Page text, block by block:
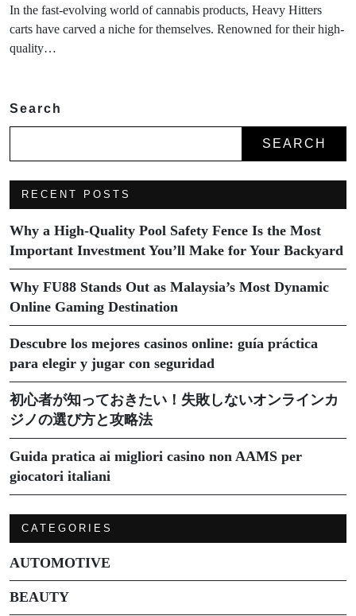
In the fast-evolving world of cannabis products, Heavy Hitters
carts have carved a niche for themselves. Renowned for their high-
quality…
Search
SEARCH
RECENT POSTS
Why a High-Quality Pool Safety Fence Is the Most
Important Investment You’ll Make for Your Backyard
Why FU88 Stands Out as Malaysia’s Most Dynamic
Online Gaming Destination
Descubre los mejores casinos online: guía práctica
para elegir y jugar con seguridad
初心者が知っておきたい！失敗しないオンラインカ
ジノの選び方と攻略法
Guida pratica ai migliori casino non AAMS per
giocatori italiani
CATEGORIES
AUTOMOTIVE
BEAUTY